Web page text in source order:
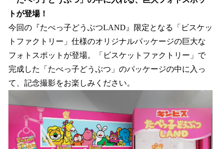
トが登場！
今回の『たべっ子どうぶつLAND』限定となる「ビスケッ
トファクトリー」仕様のオリジナルパッケージの巨大な
フォトスポットが登場。「ビスケットファクトリー」で
完成した「たべっ子どうぶつ」のパッケージの中に入っ
て、記念撮影をお楽しみください。